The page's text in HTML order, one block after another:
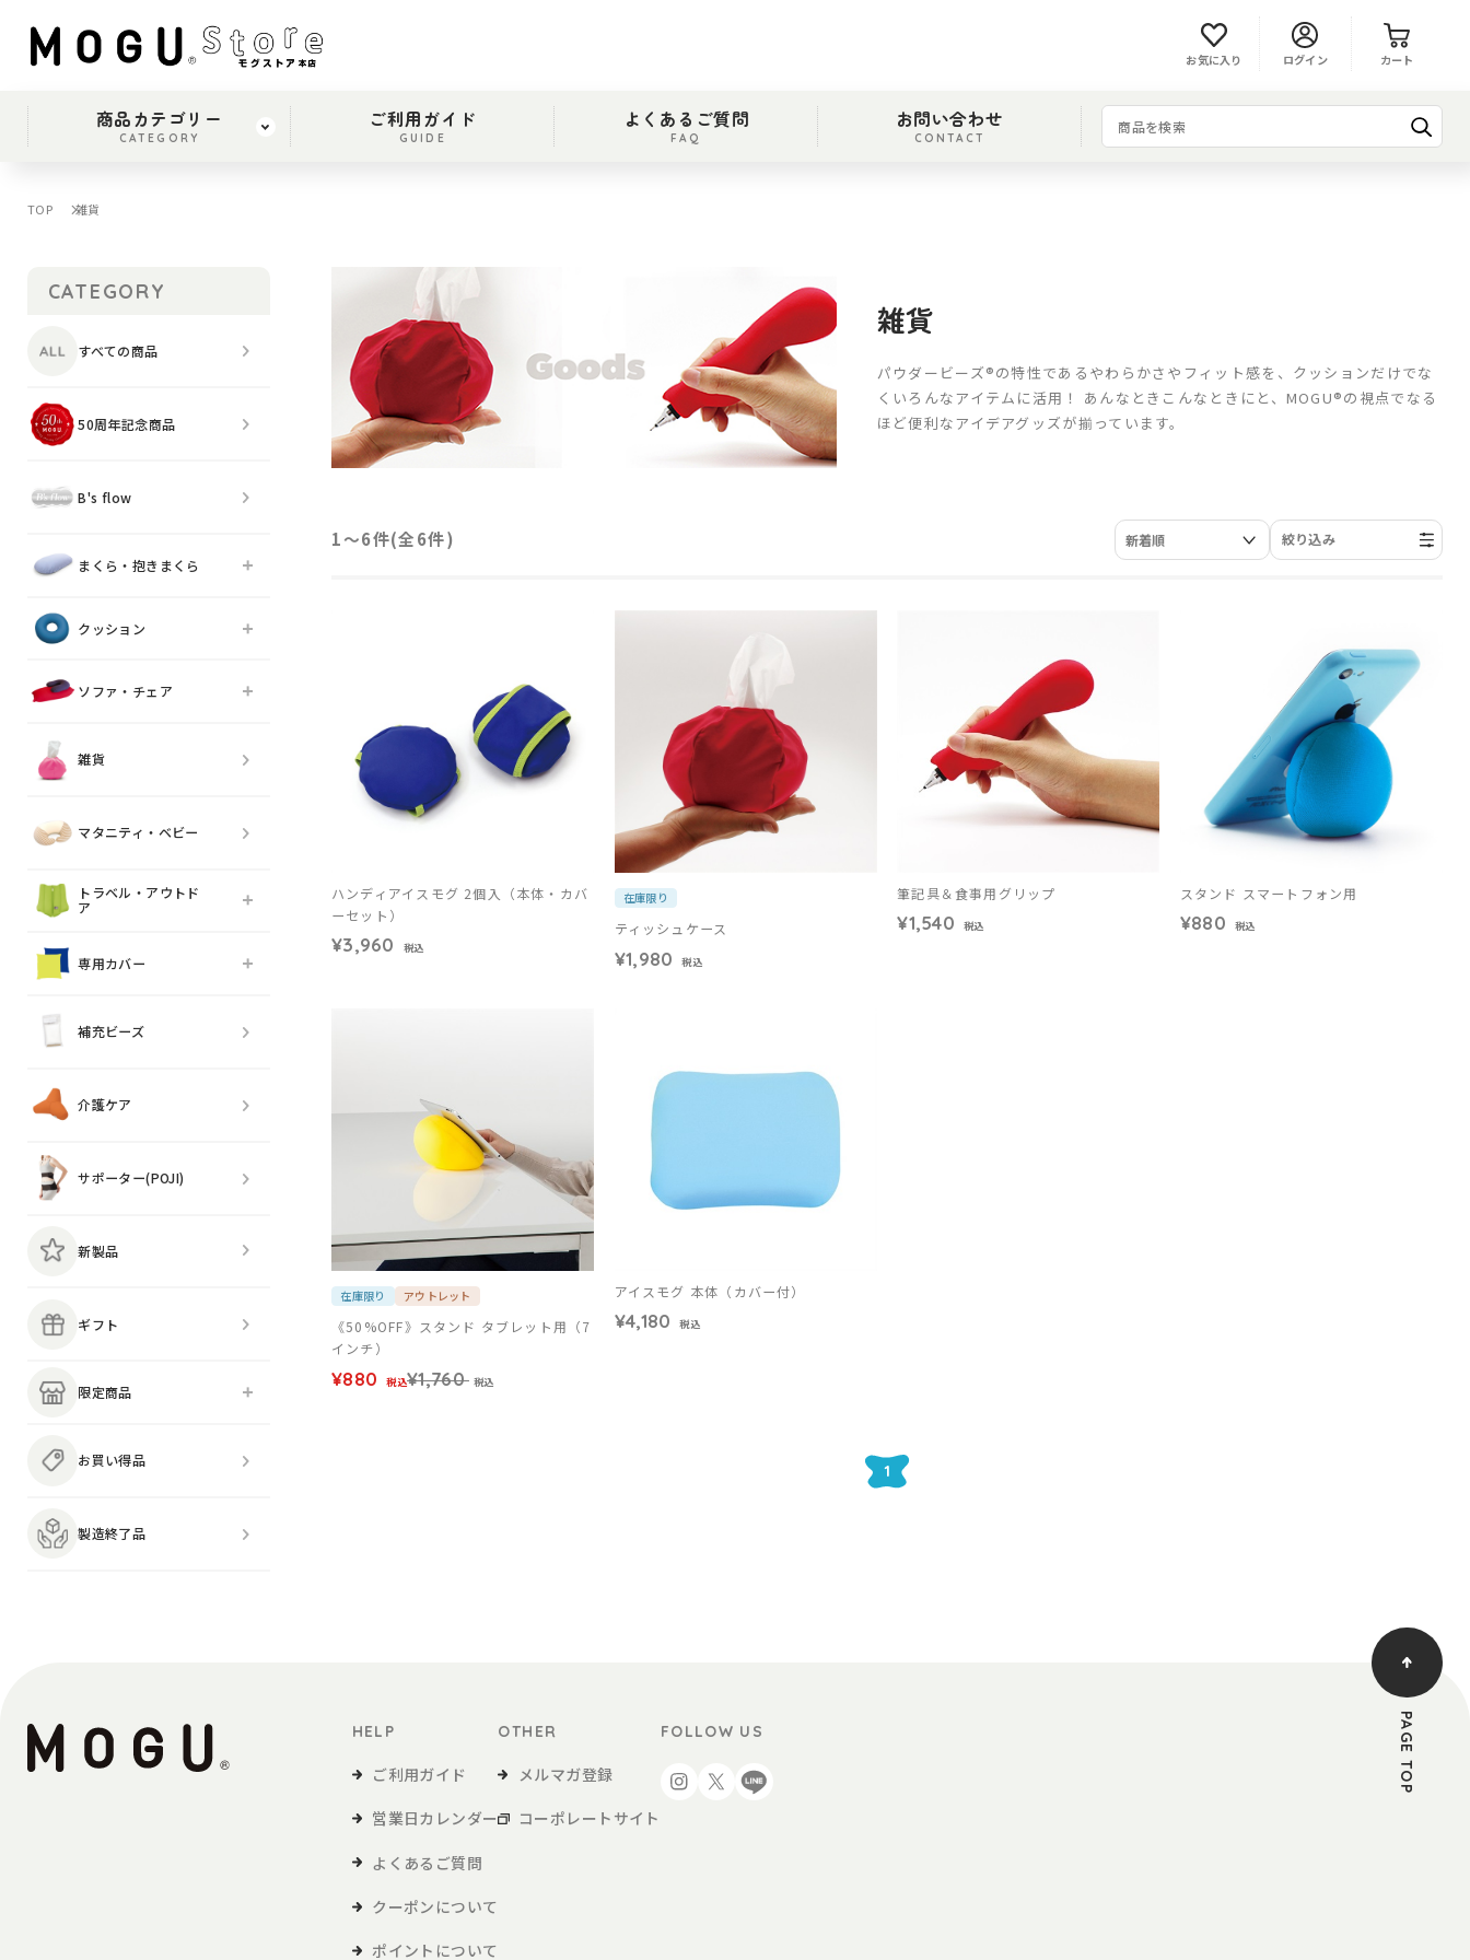
ログイン
お気に入り カート
商品カテゴリー
CATEGORY
ご利用ガイド
GUIDE
よくあるご質問
FAQ
お問い合わせ
CONTACT
TOP 雑貨
雑貨
パウダービーズ®の特性であるやわらかさやフィット感を、クッションだけでな
くいろんなアイテムに活用！ あんなときこんなときにと、MOGU®の視点でなる
ほど便利なアイデアグッズが揃っています。
1〜6件(全6件) 絞り込み
ハンディアイスモグ 2個入（本体・カバ
ーセット）
¥3,960 税込
在庫限り
ティッシュケース
¥1,980 税込
筆記具＆食事用グリップ
¥1,540 税込
スタンド スマートフォン用
¥880 税込
在庫限り アウトレット
《50%OFF》スタンド タブレット用（7
インチ）
¥880 税込¥1,760 税込
アイスモグ 本体（カバー付）
¥4,180 税込
1
CATEGORY
すべての商品
50周年記念商品
B's flow
まくら・抱きまくら
クッション
ソファ・チェア
雑貨
マタニティ・ベビー
トラベル・アウトド
ア
専用カバー
補充ビーズ
介護ケア
サポーター(POJI)
新製品
ギフト
限定商品
お買い得品
製造終了品
HELP
ご利用ガイド
営業日カレンダー
よくあるご質問
クーポンについて
ポイントについて
OTHER
メルマガ登録
コーポレートサイト
FOLLOW US PAGE TOP